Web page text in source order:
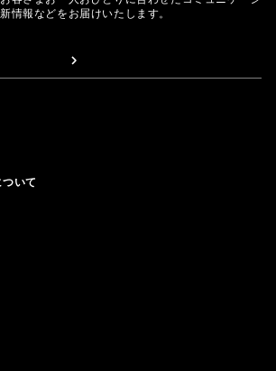
情報などをお届けいたします。
いて